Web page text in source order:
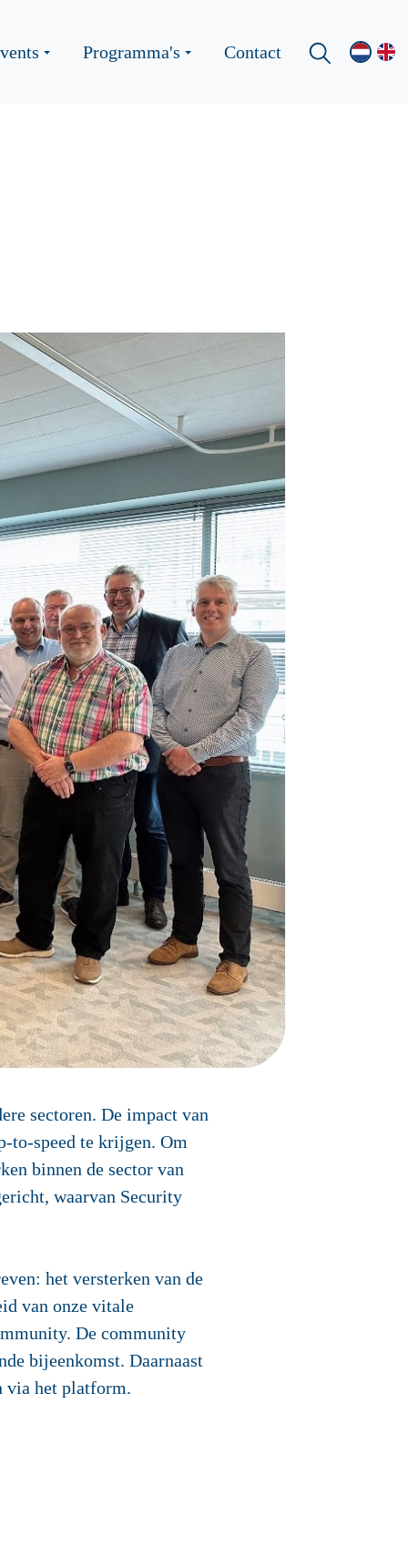
Programma's Contact
sectoren. De impact van
to-speed te krijgen. Om
binnen de sector van
waarvan Security
het versterken van de
van onze vitale
De community
bijeenkomst. Daarnaast
via het platform.